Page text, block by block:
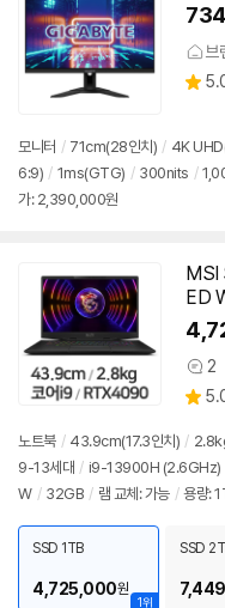
브
별
모니터 / 71cm(28인치) / 4K
6:9) / 1ms(GTG) / 300nits /
가: 2,390,000원
MSI
ED
상
품
견
2
별
점
노트북 / 43.9cm(17.3인치) /
9-13세대 / i9-13900H (2.6GHz)
W / 32GB / 램 교체: 가능 / 용량:
1위
SSD 1TB
4,725,000원
SSD